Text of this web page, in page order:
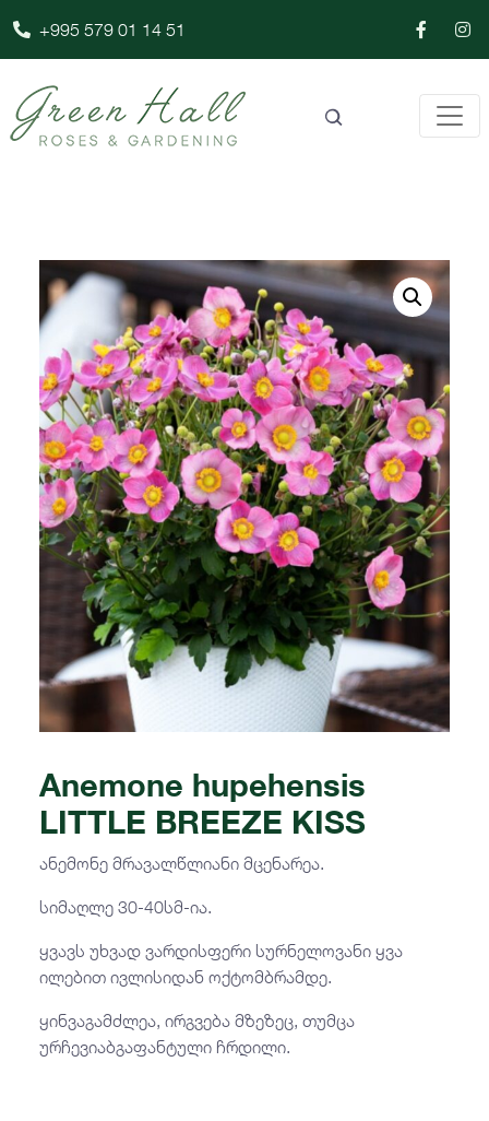
+995 579 01 14 51
Anemone hupehensis
LITTLE BREEZE KISS
ანემონე მრავალწლიანი მცენარეა.
სიმაღლე 30-40სმ-ია.
ყვავს უხვად ვარდისფერი სურნელოვანი ყვა
ილებით ივლისიდან ოქტომბრამდე.
ყინვაგამძლეა, ირგვება მზეზეც, თუმცა
ურჩევიაბგაფანტული ჩრდილი.